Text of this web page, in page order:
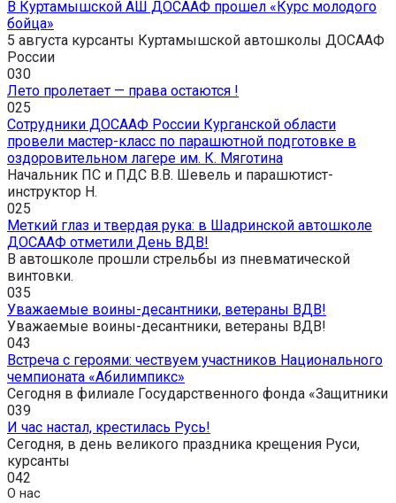
В Куртамышской АШ ДОСААФ прошел «Курс молодого
бойца»
5 августа курсанты Куртамышской автошколы ДОСААФ
России
030
Лето пролетает — права остаются !
025
Сотрудники ДОСААФ России Курганской области
провели мастер-класс по парашютной подготовке в
оздоровительном лагере им. К. Мяготина
Начальник ПС и ПДС В.В. Шевель и парашютист-
инструктор Н.
025
Меткий глаз и твердая рука: в Шадринской автошколе
ДОСААФ отметили День ВДВ!
В автошколе прошли стрельбы из пневматической
винтовки.
035
Уважаемые воины-десантники, ветераны ВДВ!
Уважаемые воины-десантники, ветераны ВДВ!
043
Встреча с героями: чествуем участников Национального
чемпионата «Абилимпикс»
Сегодня в филиале Государственного фонда «Защитники
039
И час настал, крестилась Русь!
Сегодня, в день великого праздника крещения Руси,
курсанты
042
О нас